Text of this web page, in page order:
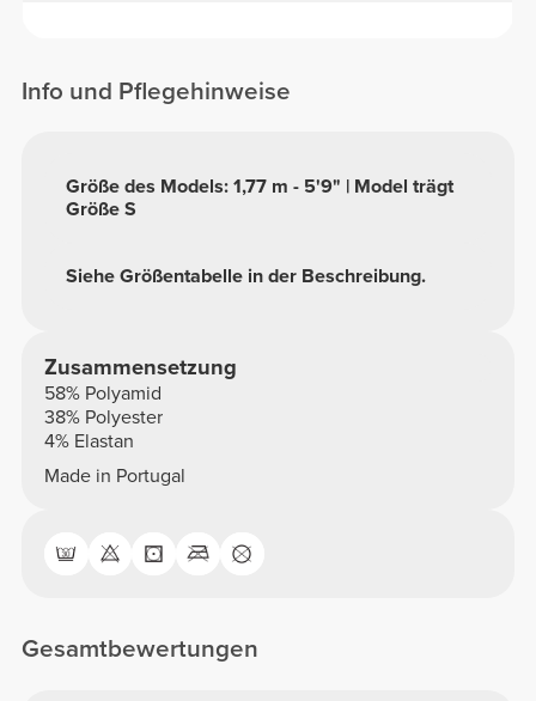
Info und Pflegehinweise
Siehe Größentabelle in der Beschreibung.
Größe des Models: 1,77 m - 5'9" | Model trägt
Größe S
Zusammensetzung
58% Polyamid
38% Polyester
4% Elastan
Made in Portugal
Gesamtbewertungen